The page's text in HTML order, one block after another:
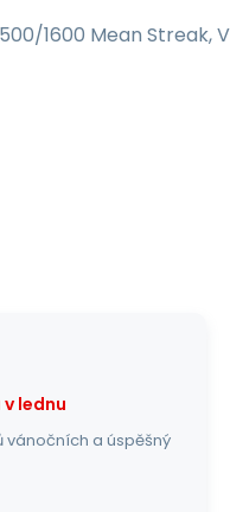
1600 Mean Streak,
lednu
vánočních a úspěšný